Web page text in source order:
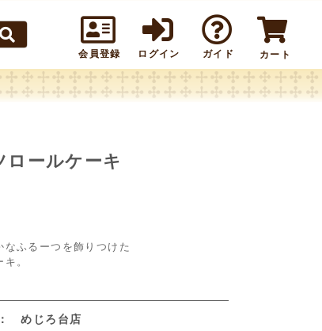
会員登録 ログイン ガイド カート
ロールケーキ
なふるーつを飾りつけた
。
めじろ台店